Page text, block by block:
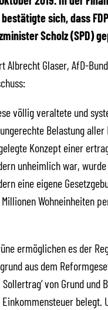
bestätigte sich, dass
Scholz (SPD)
Albrecht Glaser, AfD-
völlig veraltete und
Belastung
Konzept einer
unheimlich war,
eine eigene
Wohneinheiten
ermöglichen es der
aus dem
von Grund
belegt.